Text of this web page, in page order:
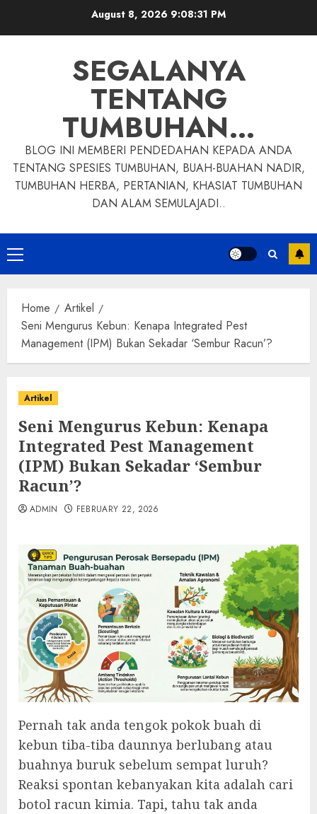
August 8, 2026 9:08:32 PM
SEGALANYA
TENTANG
TUMBUHAN…
BLOG INI MEMBERI PENDEDAHAN KEPADA ANDA
TENTANG SPESIES TUMBUHAN, BUAH-BUAHAN NADIR,
TUMBUHAN HERBA, PERTANIAN, KHASIAT TUMBUHAN
DAN ALAM SEMULAJADI..
Primary
Menu
Home
Artikel
Seni Mengurus Kebun: Kenapa Integrated Pest
Management (IPM) Bukan Sekadar ‘Sembur Racun’?
Artikel
Seni Mengurus Kebun: Kenapa
Integrated Pest Management
(IPM) Bukan Sekadar ‘Sembur
Racun’?
ADMIN FEBRUARY 22, 2026
Pernah tak anda tengok pokok buah di
kebun tiba-tiba daunnya berlubang atau
buahnya buruk sebelum sempat luruh?
Reaksi spontan kebanyakan kita adalah cari
botol racun kimia. Tapi, tahu tak anda